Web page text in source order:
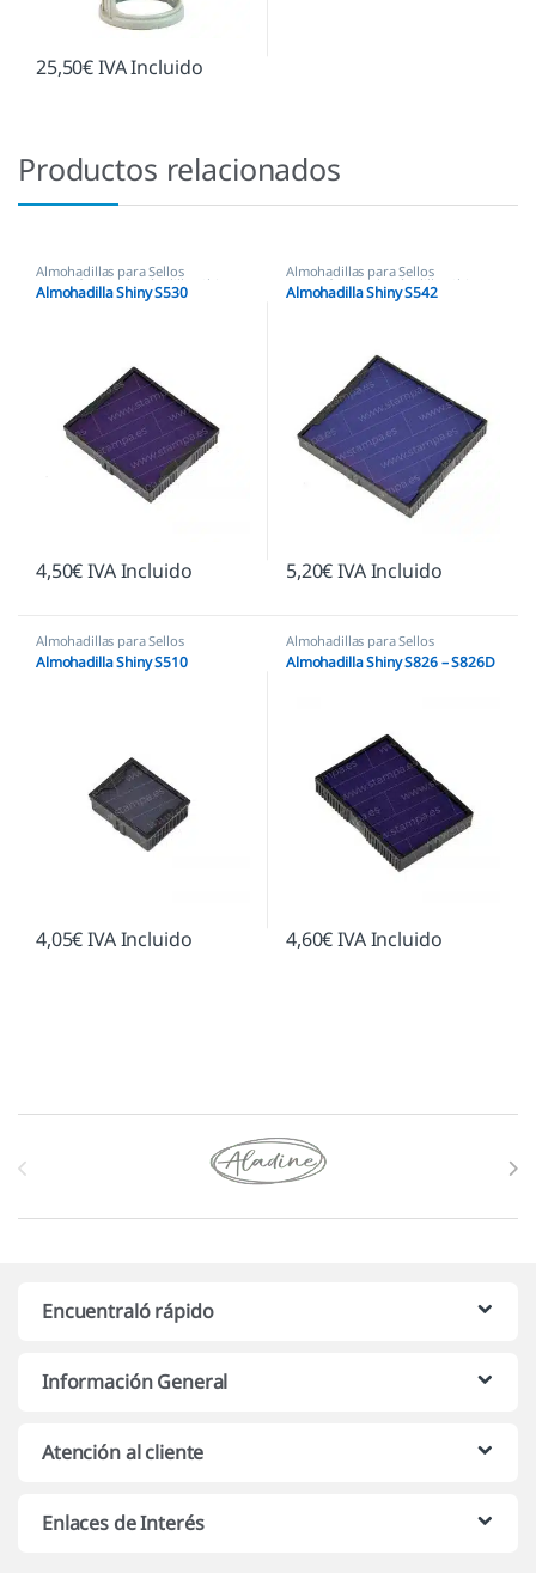
25,50€IVA Incluido
Productos relacionados
Almohadillas para Sellos
Automáticos ,Almohadillas Shiny
Almohadilla Shiny S530
4,50€IVA Incluido
Almohadillas para Sellos
Automáticos ,Almohadillas Shiny
Almohadilla Shiny S542
5,20€IVA Incluido
Almohadillas para Sellos
Automáticos ,Almohadillas Shiny
Almohadilla Shiny S510
4,05€IVA Incluido
Almohadillas para Sellos
Automáticos ,Almohadillas Shiny
Almohadilla Shiny S826 – S826D
4,60€IVA Incluido
Marcas De Carrusel
Encuentraló rápido
Información General
Atención al cliente
Enlaces de Interés